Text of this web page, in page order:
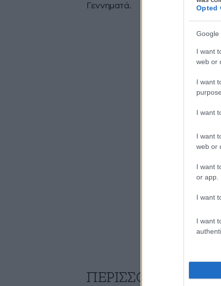
Opted
Google
I want
web or
I want
I want
I want
web or
I want
or app.
I want
I want
Γεννηματά.
ΠΕΡΙΣΣΟΤΕΡΑ